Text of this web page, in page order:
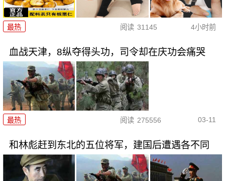
最热 阅读 31145 4小时前
血战天津，8纵夺得头功，司令却在庆功会痛哭
最热 阅读 275556 03-11
和林彪赶到东北的五位将军，建国后遭遇各不同